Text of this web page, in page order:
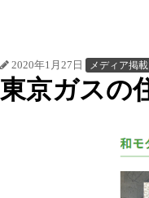
2020年1月27日 メディア掲載
東京ガスの